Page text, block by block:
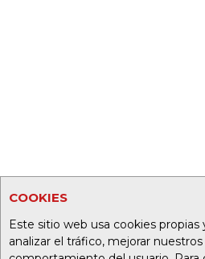
COOKIES
Este sitio web usa cookies propias
analizar el tráfico, mejorar